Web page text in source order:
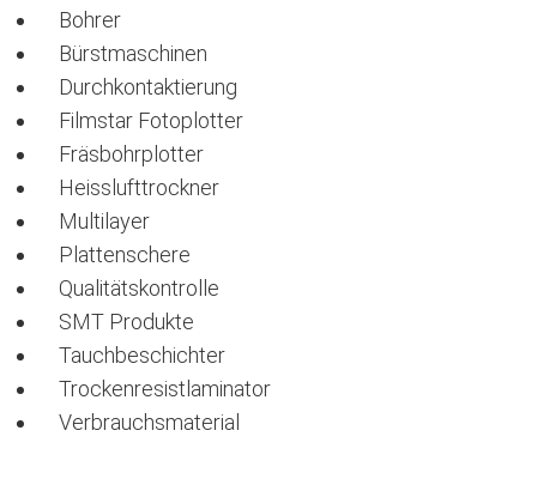
Bohrer
Bürstmaschinen
Durchkontaktierung
Filmstar Fotoplotter
Fräsbohrplotter
Heisslufttrockner
Multilayer
Plattenschere
Qualitätskontrolle
SMT Produkte
Tauchbeschichter
Trockenresistlaminator
Verbrauchsmaterial